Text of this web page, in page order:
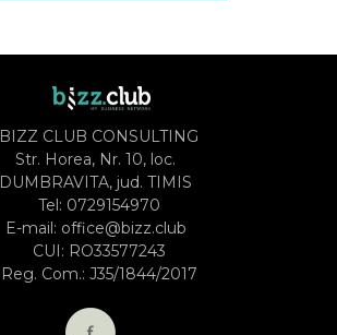
BIZZ CLUB CONSULTING
Str. Horea, Nr. 10, loc.
DUMBRAVITA, jud. TIMIS
Tel: 0729154970
E-mail: office@bizz.club
CUI: RO33577243
Reg. Com.: J35/1844/2017